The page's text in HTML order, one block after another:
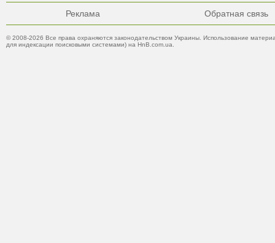
Реклама Обратная связь
© 2008-2026 Все права охраняются законодательством Украины. Использование
для индексации поисковыми системами) на HnB.com.ua.